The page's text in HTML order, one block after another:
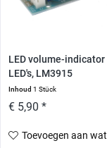
LED volume-indicator
LED's, LM3915
Inhoud1 Stück
€ 5,90 *
Toevoegen aan